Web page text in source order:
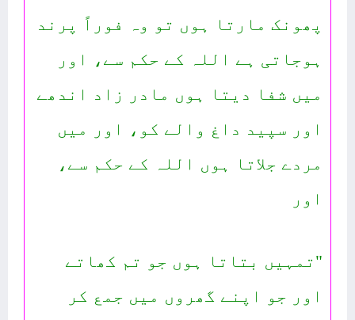
پھونک مارتا ہوں تو وہ فوراً پرند
ہوجاتی ہے اللہ کے حکم سے، اور
میں شفا دیتا ہوں مادر زاد اندھے
اور سپید داغ والے کو، اور میں
مردے جلاتا ہوں اللہ کے حکم سے،
اور
"تمہیں بتاتا ہوں جو تم کھاتے
اور جو اپنے گھروں میں جمع کر